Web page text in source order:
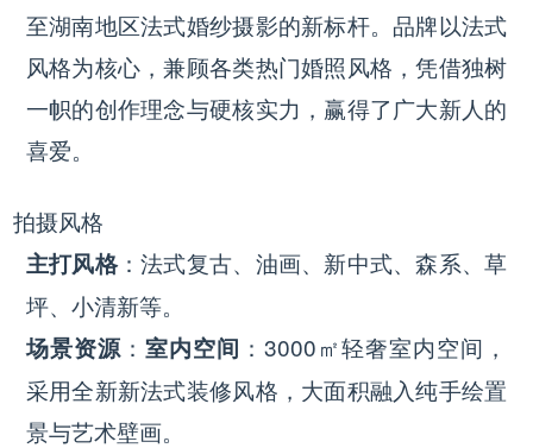
至湖南地区法式婚纱摄影的新标杆。品牌以法式
风格为核心，兼顾各类热门婚照风格，凭借独树
一帜的创作理念与硬核实力，赢得了广大新人的
喜爱。
拍摄风格
主打风格：法式复古、油画、新中式、森系、草
坪、小清新等。
场景资源 ： 室内空间 ：3000㎡轻奢室内空间，
采用全新新法式装修风格，大面积融入纯手绘置
景与艺术壁画。